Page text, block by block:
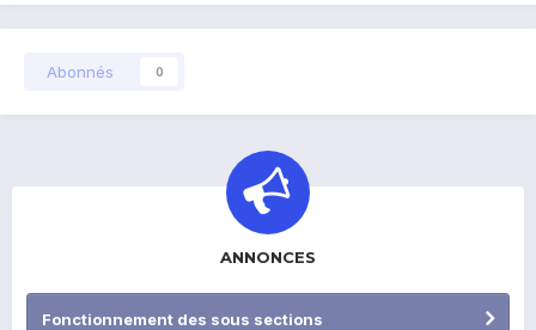
Abonnés 0
ANNONCES
Fonctionnement des sous sections